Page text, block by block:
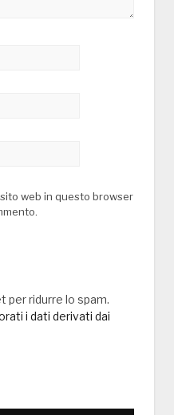
web in questo browser
per ridurre lo spam.
i dati derivati dai